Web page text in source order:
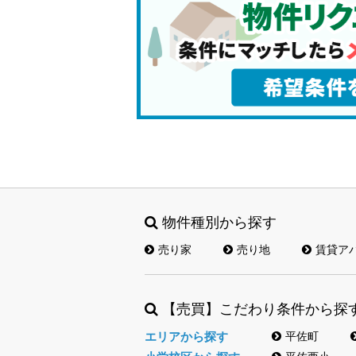
物件種別から探す
売り家 売り地 賃貸ア
【売買】こだわり条件から探
エリアから探す 平佐町